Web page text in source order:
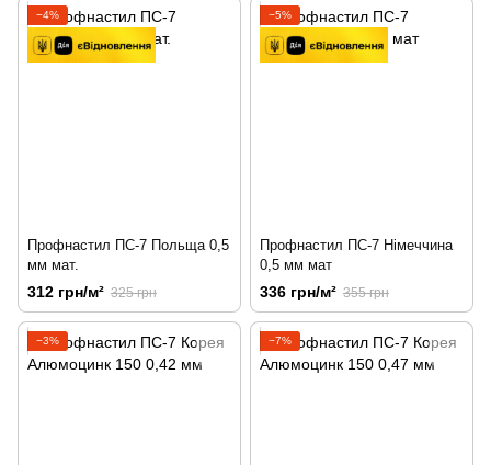
−4%
Профнастил ПС-7 Польща 0,5
мм мат.
312 грн/м² 325 грн
−5%
Профнастил ПС-7 Німеччина
0,5 мм мат
336 грн/м² 355 грн
−3% −7%